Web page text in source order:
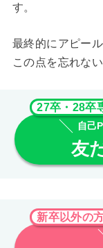
す。
最終的にアピー
この点を忘れな
27卒・28卒
自己
友
新卒以外の